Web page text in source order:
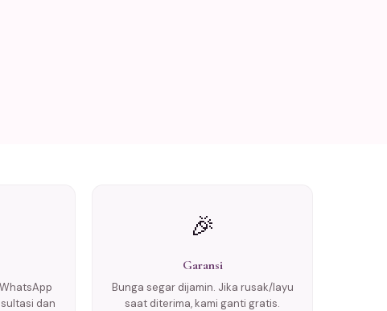
dan
🎉
Garansi
Bunga segar dijamin. Jika rusak/layu
saat diterima, kami ganti gratis.